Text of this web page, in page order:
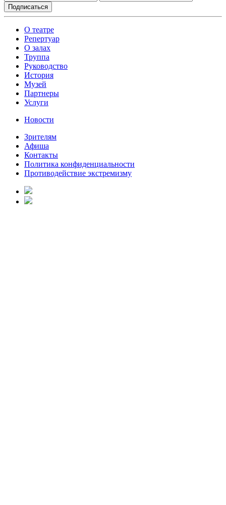
О театре
Репертуар
О залах
Труппа
Руководство
История
Музей
Партнеры
Услуги
Новости
Зрителям
Афиша
Контакты
Политика конфиденциальности
Противодействие экстремизму